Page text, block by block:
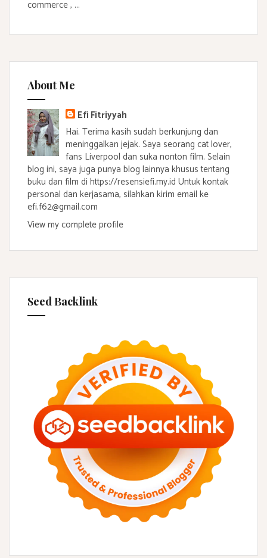
commerce , ...
About Me
Efi Fitriyyah
Hai. Terima kasih sudah berkunjung dan
meninggalkan jejak. Saya seorang cat lover,
fans Liverpool dan suka nonton film. Selain
blog ini, saya juga punya blog lainnya khusus tentang
buku dan film di https://resensiefi.my.id Untuk kontak
personal dan kerjasama, silahkan kirim email ke
efi.f62@gmail.com
View my complete profile
Seed Backlink